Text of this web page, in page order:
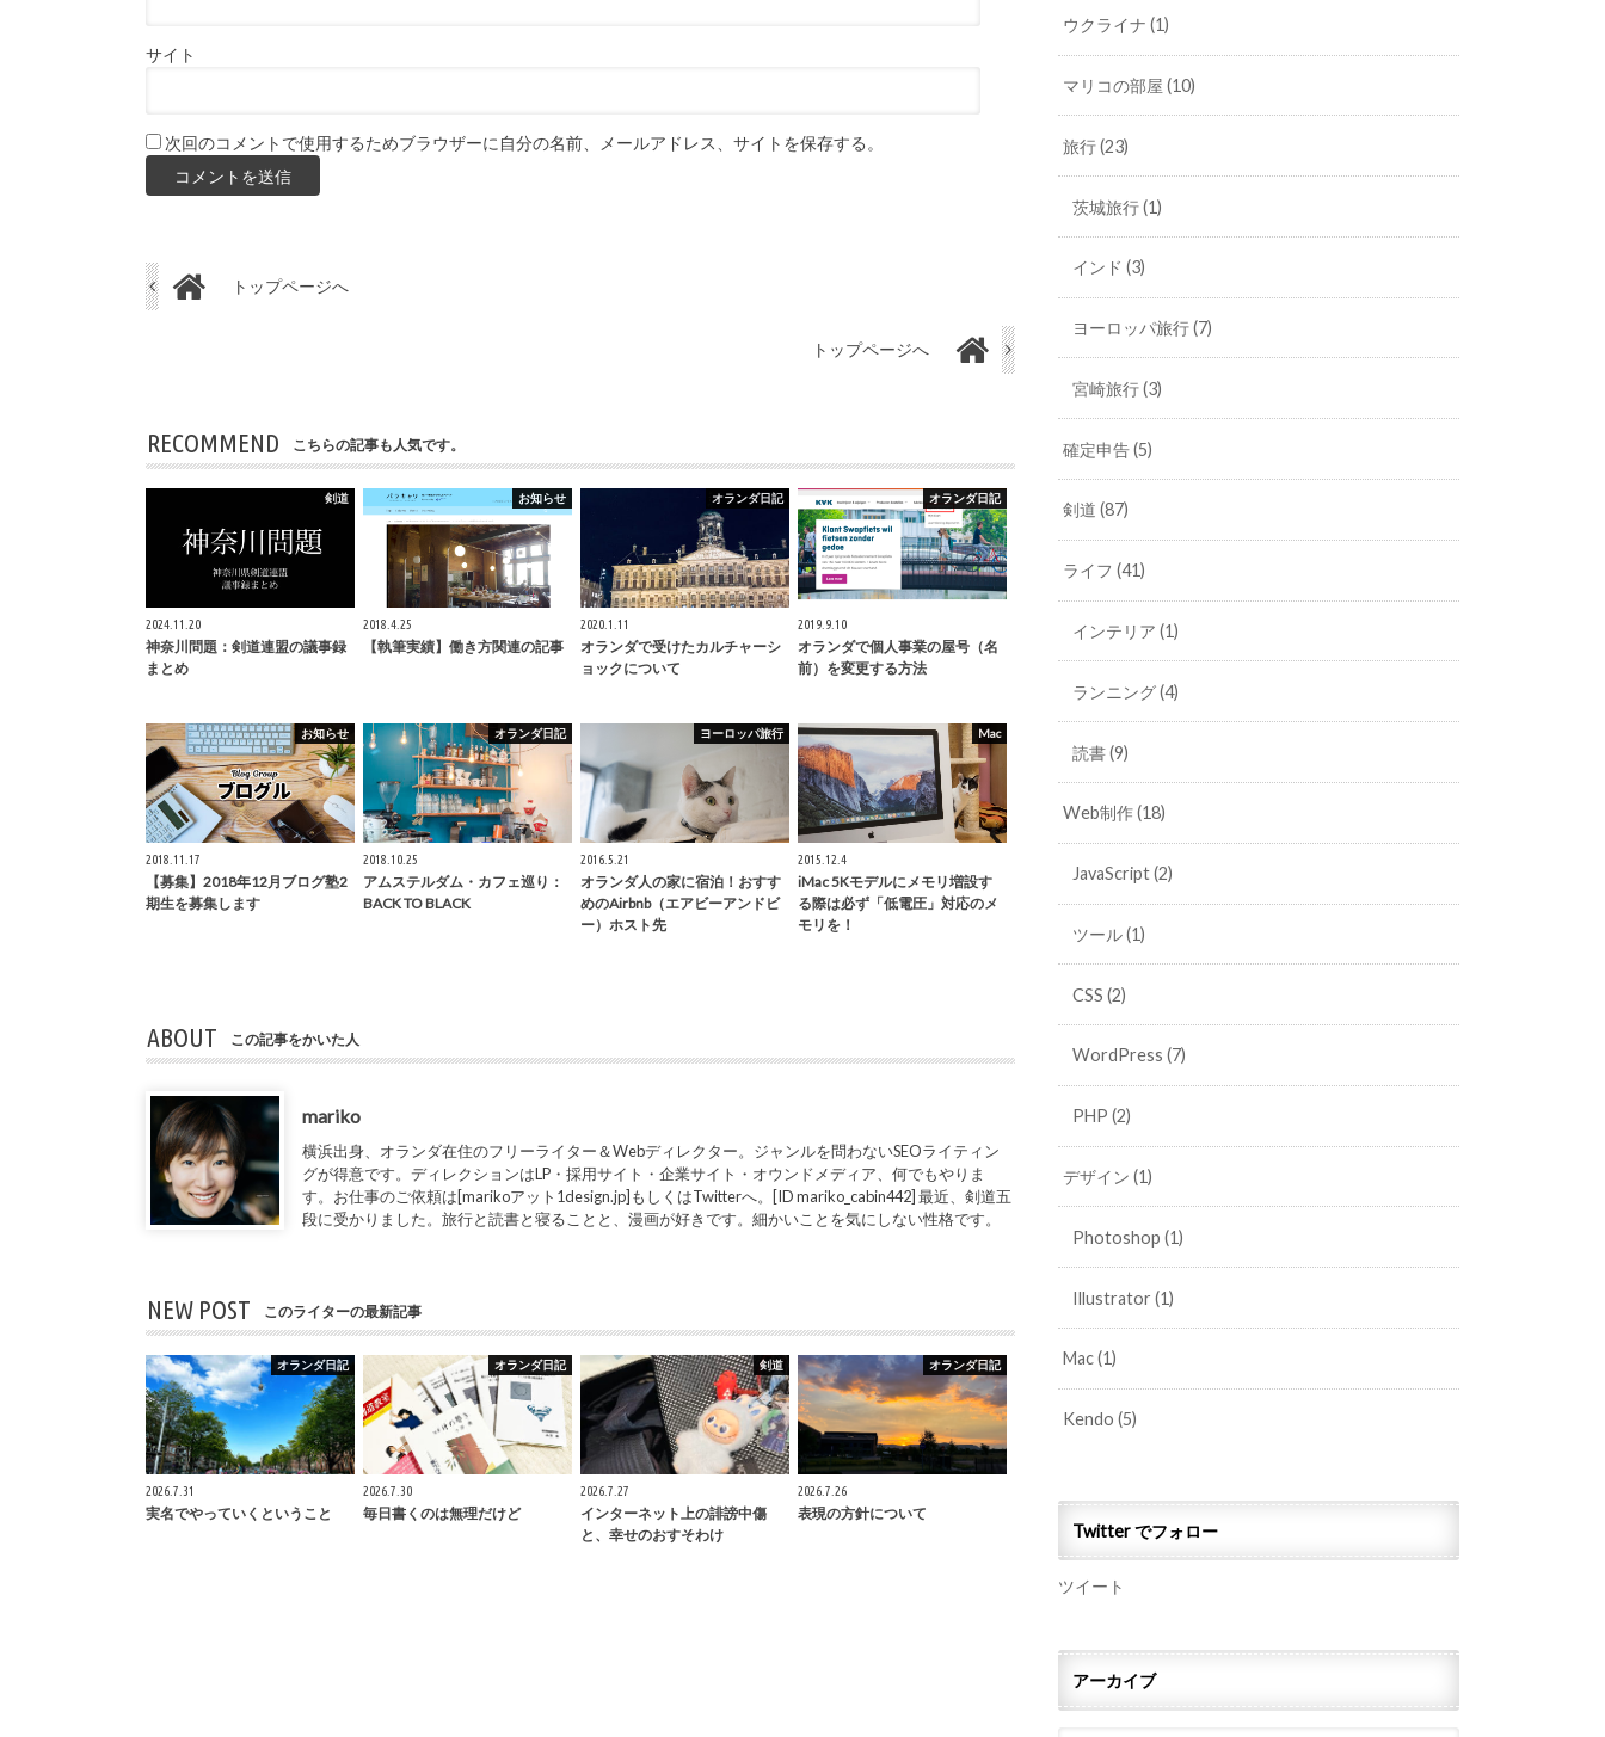
サイト
次回のコメントで使用するためブラウザーに自分の名前、メールアドレス、サイトを保存する。
トップページへ
トップページへ
RECOMMEND こちらの記事も人気です。
剣道
2024.11.20
神奈川問題：剣道連盟の議事録
まとめ
お知らせ
2018.4.25
【執筆実績】働き方関連の記事
オランダ日記
2020.1.11
オランダで受けたカルチャーシ
ョックについて
オランダ日記
2019.9.10
オランダで個人事業の屋号（名
前）を変更する方法
お知らせ
2018.11.17
【募集】2018年12月ブログ塾2
期生を募集します
オランダ日記
2018.10.25
アムステルダム・カフェ巡り：
BACK TO BLACK
ヨーロッパ旅行
2016.5.21
オランダ人の家に宿泊！おすす
めのAirbnb（エアビーアンドビ
ー）ホスト先
Mac
2015.12.4
iMac 5Kモデルにメモリ増設す
る際は必ず「低電圧」対応のメ
モリを！
ABOUT この記事をかいた人
mariko
横浜出身、オランダ在住のフリーライター＆Webディレクター。ジャンルを問わないSEOライティン
グが得意です。ディレクションはLP・採用サイト・企業サイト・オウンドメディア、何でもやりま
す。お仕事のご依頼は[marikoアット1design.jp]もしくはTwitterへ。[ID mariko_cabin442] 最近、剣道五
段に受かりました。旅行と読書と寝ることと、漫画が好きです。細かいことを気にしない性格です。
NEW POST このライターの最新記事
オランダ日記
2026.7.31
実名でやっていくということ
オランダ日記
2026.7.30
毎日書くのは無理だけど
剣道
2026.7.27
インターネット上の誹謗中傷
と、幸せのおすそわけ
オランダ日記
2026.7.26
表現の方針について
ウクライナ(1)
マリコの部屋(10)
旅行(23)
茨城旅行(1)
インド (3)
ヨーロッパ旅行(7)
宮崎旅行(3)
確定申告(5)
剣道(87)
ライフ(41)
インテリア (1)
ランニング(4)
読書(9)
Web制作(18)
JavaScript(2)
ツール(1)
CSS (2)
WordPress (7)
PHP (2)
デザイン(1)
Photoshop (1)
Illustrator (1)
Mac(1)
Kendo(5)
Twitter でフォロー
ツイート
アーカイブ